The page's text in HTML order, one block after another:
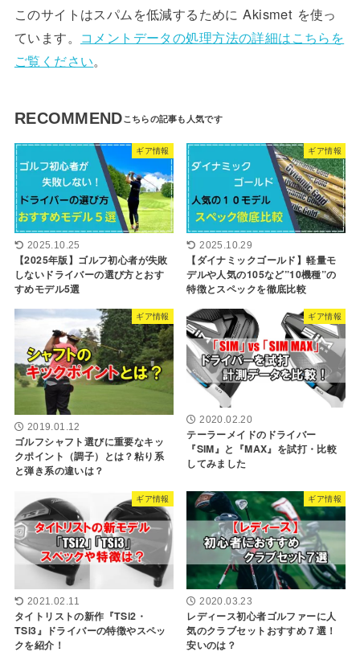
このサイトはスパムを低減するために Akismet を使っ
ています。 コメントデータの処理方法の詳細はこちらを
ご覧ください。
RECOMMEND
ギア情報
2025.10.25
【2025年版】ゴルフ初心者が失敗
しないドライバーの選び方とおす
すめモデル5選
ギア情報
2025.10.29
【ダイナミックゴールド】軽量モ
デルや人気の105など”10機種”の
特徴とスペックを徹底比較
ギア情報
2019.01.12
ゴルフシャフト選びに重要なキッ
クポイント（調子）とは？粘り系
と弾き系の違いは？
ギア情報
2020.02.20
テーラーメイドのドライバー
『SIM』と『MAX』を試打・比較
してみました
ギア情報
2021.02.11
タイトリストの新作『TSi2・
TSi3』ドライバーの特徴やスペッ
クを紹介！
ギア情報
2020.03.23
レディース初心者ゴルファーに人
気のクラブセットおすすめ７選！
安いのは？